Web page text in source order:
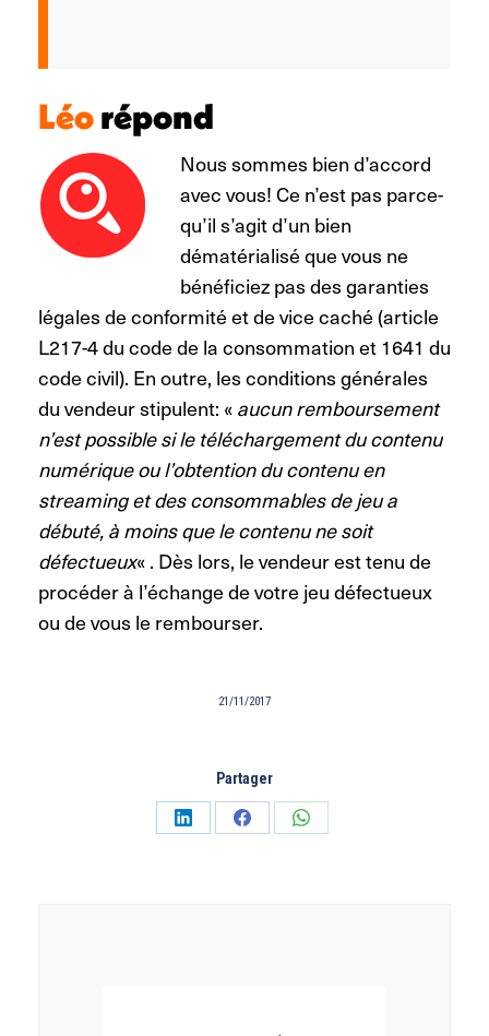
Léorépond
Nous sommes bien d’accord
avec vous! Ce n’est pas parce-
qu’il s’agit d’un bien
dématérialisé que vous ne
bénéficiez pas des garanties
légales de conformité et de vice caché (article
L217-4 du code de la consommation et 1641 du
code civil). En outre, les conditions générales
du vendeur stipulent: «aucun remboursement
n’est possible si le téléchargement du contenu
numérique ou l’obtention du contenu en
streaming et des consommables de jeu a
débuté, à moins que le contenu ne soit
défectueux« . Dès lors, le vendeur est tenu de
procéder à l’échange de votre jeu défectueux
ou de vous le rembourser.
21/11/2017
Partager
PartagerPartagerPartager